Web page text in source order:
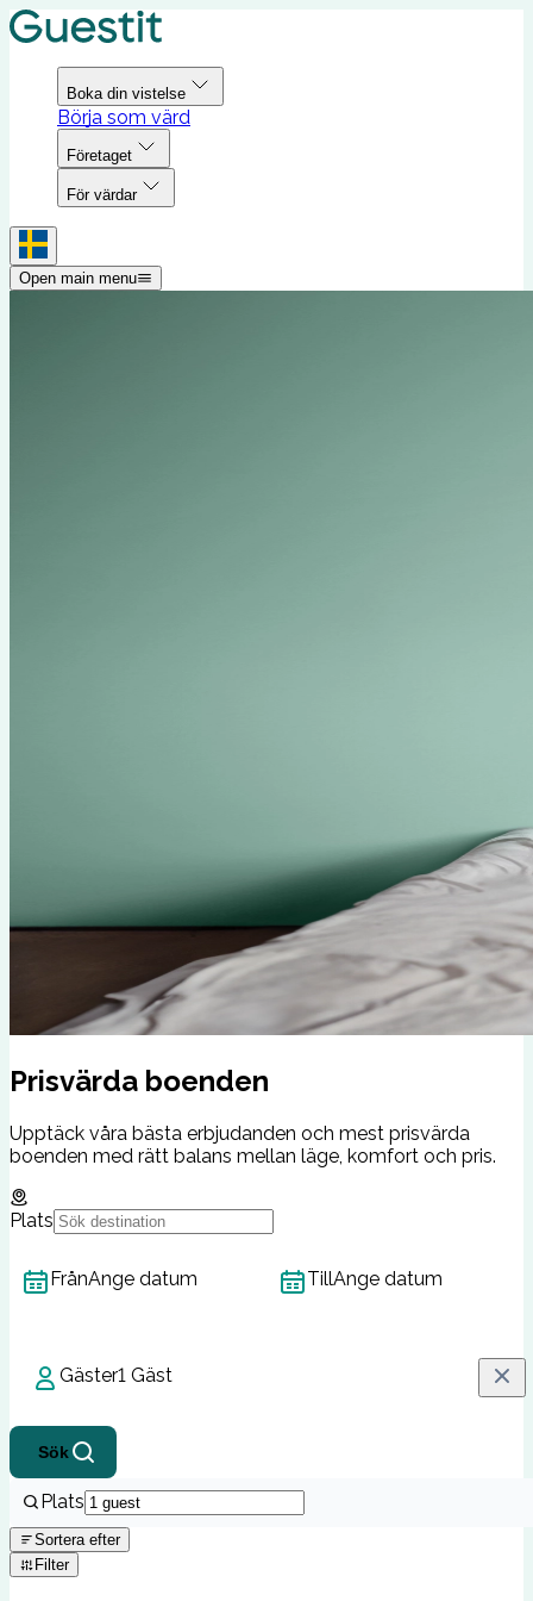
Boka din vistelse
Börja som värd
Företaget
För värdar
Open main menu
Prisvärda boenden
Upptäck våra bästa erbjudanden och mest prisvärda
boenden med rätt balans mellan läge, komfort och pris.
Plats
FrånAnge datum TillAnge datum
Gäster1 Gäst
Sök
Plats
Sortera efter
Filter